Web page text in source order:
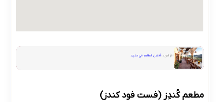
اقرأ المزيد: أفضل المطاعم في مشهد
مطعم كُندِز (فست فود کندز)